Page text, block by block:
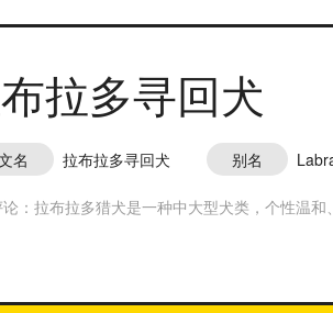
拉多寻回犬
名 拉布拉多寻回犬 别名
：拉布拉多猎犬是一种中大型犬类，个性温